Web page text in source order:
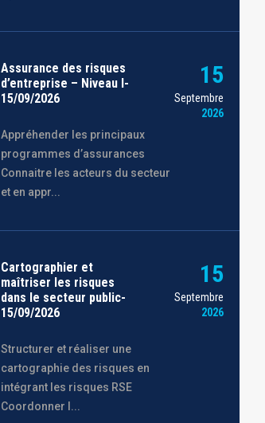
Assurance des risques
d’entreprise – Niveau I-
15/09/2026
Appréhender les principaux
programmes d’assurances
Connaitre les acteurs du secteur
et en appr...
15
Septembre
2026
Cartographier et
maîtriser les risques
dans le secteur public-
15/09/2026
Structurer et réaliser une
cartographie des risques en
intégrant les risques RSE
Coordonner l...
15
Septembre
2026